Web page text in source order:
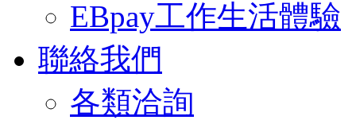
EBpay工作生活體驗
聯絡我們
各類洽詢